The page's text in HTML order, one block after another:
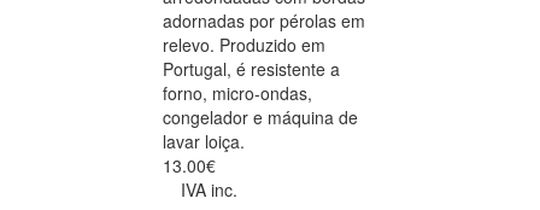
adornadas por pérolas em
relevo. Produzido em
Portugal, é resistente a
forno, micro-ondas,
congelador e máquina de
lavar loiça.
13.00€
IVA inc.